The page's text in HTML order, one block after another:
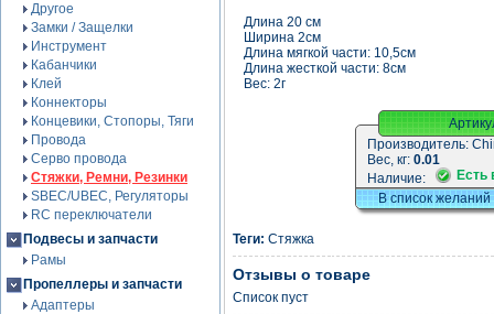
Другое
Замки / Защелки
Инструмент
Кабанчики
Клей
Коннекторы
Концевики, Стопоры, Тяги
Провода
Серво провода
Стяжки, Ремни, Резинки
SBEC/UBEC, Регуляторы
RC переключатели
Подвесы и запчасти
Рамы
Пропеллеры и запчасти
Адаптеры
Длина 20 см
Ширина 2см
Длина мягкой части: 10,5см
Длина жесткой части: 8см
Вес: 2г
Производитель:
Вес, кг: 0.01
Наличие:
Есть
В список желаний
Теги: Стяжка
Отзывы о товаре
Список пуст